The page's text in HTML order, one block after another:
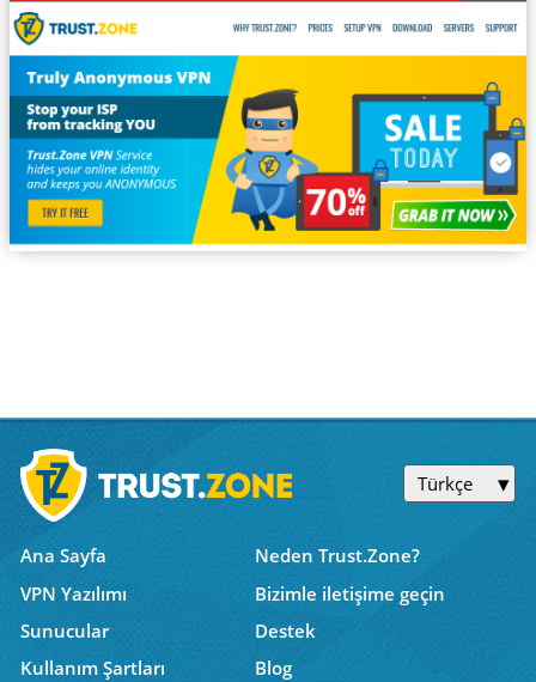
Türkçe
Ana Sayfa
Neden Trust.Zone?
VPN Yazılımı
Bizimle iletişime geçin
Sunucular
Destek
Kullanım Şartları
Blog